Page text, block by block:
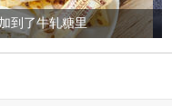
被列入佛家七宝